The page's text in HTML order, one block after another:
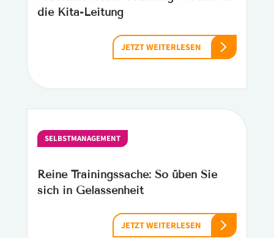
die Kita-Leitung
JETZT WEITERLESEN
SELBSTMANAGEMENT
Reine Trainingssache: So üben Sie
sich in Gelassenheit
JETZT WEITERLESEN